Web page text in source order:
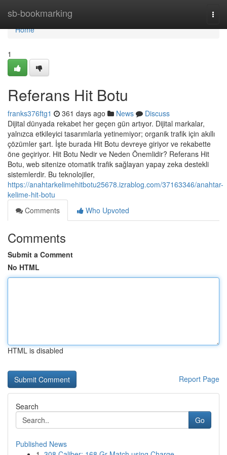
sb-bookmarking
Home
Home
1
Referans Hit Botu
franks376ftg1 361 days ago News
Discuss
Dijital dünyada rekabet her geçen gün artıyor. Dijital markalar,
yalnızca etkileyici tasarımlarla yetinemiyor; organik trafik için akıllı
çözümler şart. İşte burada Hit Botu devreye giriyor ve rekabette
öne geçiriyor. Hit Botu Nedir ve Neden Önemlidir? Referans Hit
Botu, web sitenize otomatik trafik sağlayan yapay zeka destekli
sistemlerdir. Bu teknolojiler,
https://anahtarkelimehitbotu25678.izrablog.com/37163346/anahtar-
kelime-hit-botu
Comments
Who Upvoted
Comments
Submit a Comment
No HTML
HTML is disabled
Report Page
Search
Go
Published News